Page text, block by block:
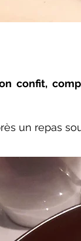
confit,
un repas